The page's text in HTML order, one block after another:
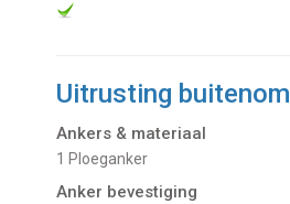
Uitrusting buitenom
Ankers & materiaal
1 Ploeganker
Anker bevestiging